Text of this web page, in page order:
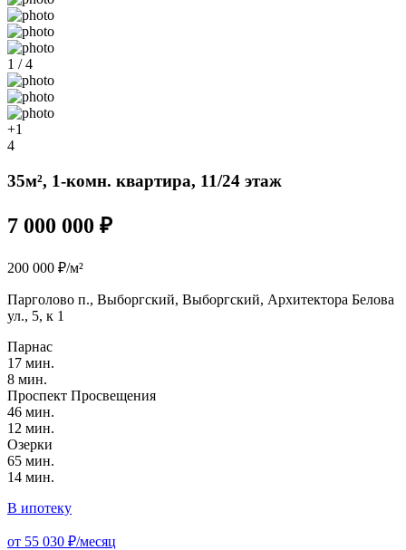
1 / 4
+1
4
35м², 1-комн. квартира, 11/24 этаж
7 000 000 ₽
200 000 ₽/м²
Парголово п., Выборгский, Выборгский, Архитектора Белова
ул., 5, к 1
Парнас
17 мин.
8 мин.
Проспект Просвещения
46 мин.
12 мин.
Озерки
65 мин.
14 мин.
В ипотеку
от 55 030 ₽/месяц